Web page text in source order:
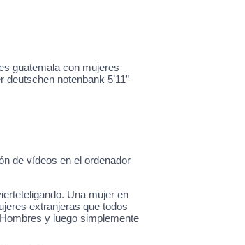
guatemala con mujeres
notenbank 5’11”
de vídeos en el ordenador
Una mujer en
extranjeras que todos
y luego simplemente